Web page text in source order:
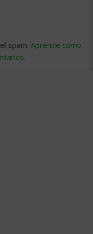
spam. Aprende cómo
.